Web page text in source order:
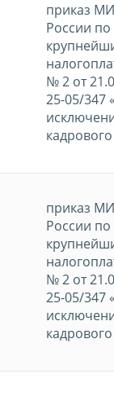
приказ
России по
№ 2 от
25-05/347
приказ
России по
№ 2 от
25-05/347